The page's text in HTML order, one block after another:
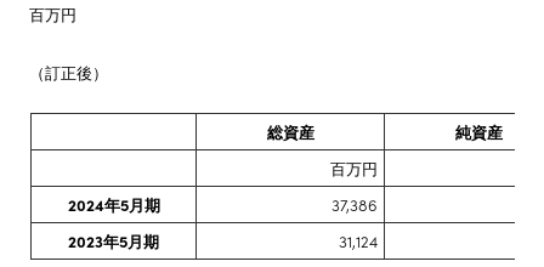
百万円
（訂正後）
総資産
純資産
百万円
2024年5月期
37,386
2023年5月期
31,124